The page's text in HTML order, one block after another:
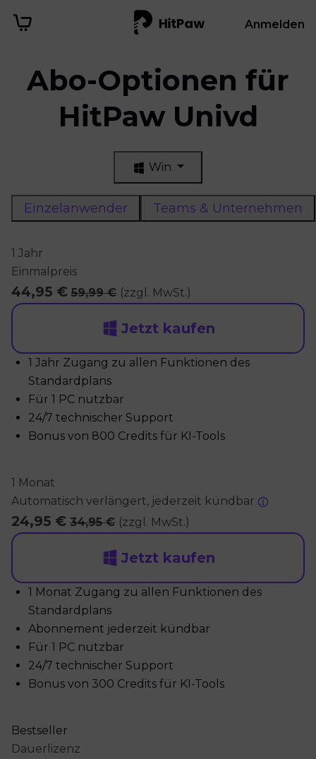
Anmelden
Abo-Optionen für
HitPaw Univd
Win
Einzelanwender Teams & Unternehmen
1 Monat
Automatisch verlängert, jederzeit kündbar
24,95 € 34,95 € (zzgl. MwSt.)
Jetzt kaufen
1 Monat Zugang zu allen Funktionen des
Standardplans
Abonnement jederzeit kündbar
Für 1 PC nutzbar
24/7 technischer Support
Bonus von 300 Credits für KI-Tools
1 Jahr
Einmalpreis
44,95 € 59,99 € (zzgl. MwSt.)
Jetzt kaufen
1 Jahr Zugang zu allen Funktionen des
Standardplans
Für 1 PC nutzbar
24/7 technischer Support
Bonus von 800 Credits für KI-Tools
Bestseller
Dauerlizenz